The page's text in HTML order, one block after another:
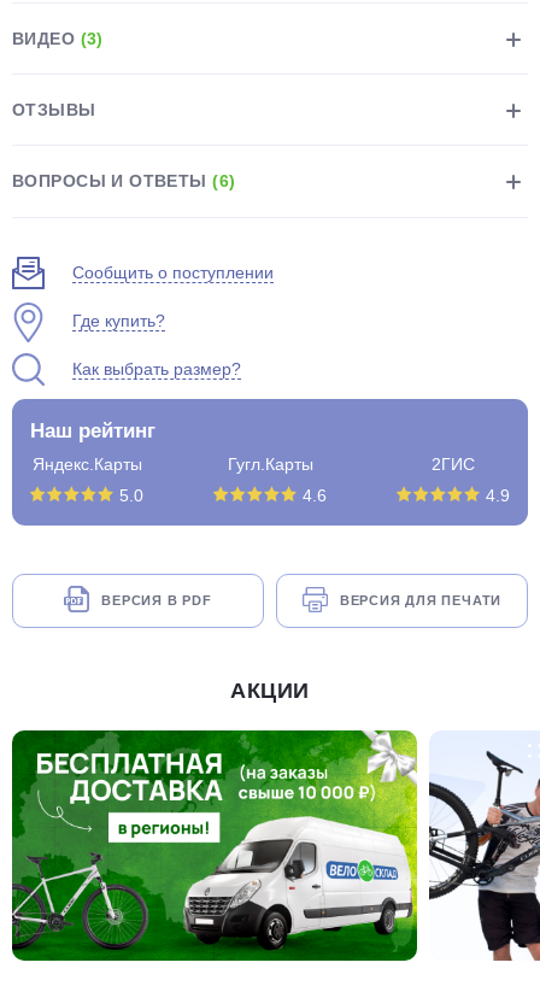
ВИДЕО (3)
ОТЗЫВЫ
ВОПРОСЫ И ОТВЕТЫ(6)
Сообщить о поступлении
Где купить?
Как выбрать размер?
Наш рейтинг
Яндекс.Карты
5.0
Гугл.Карты
4.6
2ГИС
4.9
ВЕРСИЯ В PDF ВЕРСИЯ ДЛЯ ПЕЧАТИ
АКЦИИ